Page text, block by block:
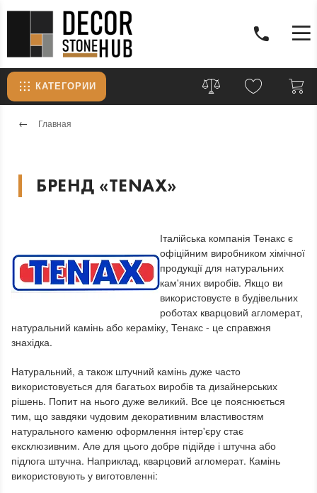
КАТЕГОРИИ
Главная
БРЕНД «TENAX»
Італійська компанія Тенакс є
офіційним виробником хімічної
продукції для натуральних
кам'яних виробів. Якщо ви
використовуєте в будівельних
роботах кварцовий агломерат,
натуральний камінь або кераміку, Тенакс - це справжня
знахідка.
Натуральний, а також штучний камінь дуже часто
використовується для багатьох виробів та дизайнерських
рішень. Попит на нього дуже великий. Все це пояснюється
тим, що завдяки чудовим декоративним властивостям
натурального каменю оформлення інтер'єру стає
ексклюзивним. Але для цього добре підійде і штучна або
підлога штучна. Наприклад, кварцовий агломерат. Камінь
використовують у виготовленні: